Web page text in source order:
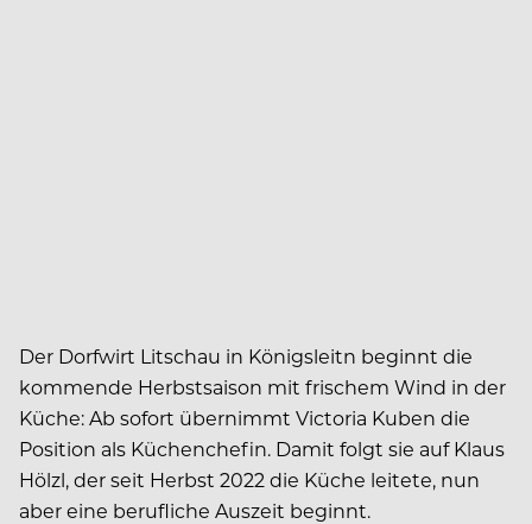
Der Dorfwirt Litschau in Königsleitn beginnt die
kommende Herbstsaison mit frischem Wind in der
Küche: Ab sofort übernimmt Victoria Kuben die
Position als Küchenchefin. Damit folgt sie auf Klaus
Hölzl, der seit Herbst 2022 die Küche leitete, nun
aber eine berufliche Auszeit beginnt.